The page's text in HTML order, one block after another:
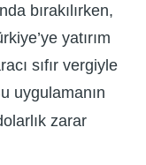
bırakılırken,
yatırım
sıfır vergiyle
uygulamanın
zarar